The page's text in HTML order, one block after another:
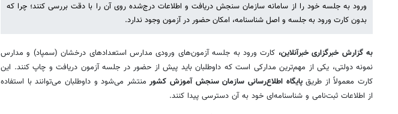
ورود به جلسه خود را از سامانه سازمان سنجش دریافت و اطلاعات درج‌شده روی آن را با دقت بررسی کنند؛ چرا که
بدون کارت ورود به جلسه و اصل شناسنامه، امکان حضور در آزمون وجود ندارد.
به گزارش خبرگزاری خبرآنلاین، کارت ورود به جلسه آزمون‌های ورودی مدارس استعدادهای درخشان (سمپاد) و مدارس
نمونه دولتی، یکی از مهم‌ترین مدارکی است که داوطلبان باید پیش از حضور در جلسه آزمون دریافت و چاپ کنند. این
کارت معمولاً از طریقپایگاه اطلاع‌رسانی سازمان سنجش آموزش کشورمنتشر می‌شود و داوطلبان می‌توانند با استفاده
از اطلاعات ثبت‌نامی و شناسنامه‌ای خود به آن دسترسی پیدا کنند.